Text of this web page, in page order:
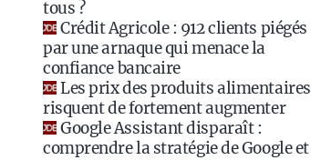
tous ?
Crédit Agricole : 912 clients piégés
par une arnaque qui menace la
confiance bancaire
Les prix des produits alimentaires
risquent de fortement augmenter
Google Assistant disparaît :
comprendre la stratégie de Google et